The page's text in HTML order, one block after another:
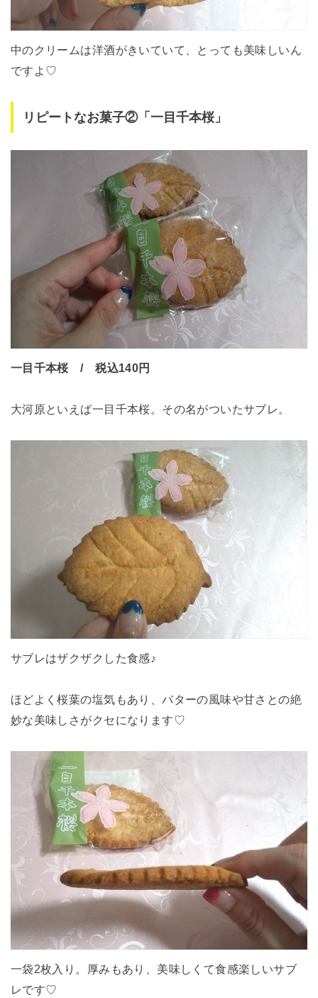
中のクリームは洋酒がきいていて、とっても美味しいん
ですよ♡
リピートなお菓子②「一目千本桜」
一目千本桜 / 税込140円
大河原といえば一目千本桜。その名がついたサブレ。
サブレはザクザクした食感♪
ほどよく桜葉の塩気もあり、バターの風味や甘さとの絶
妙な美味しさがクセになります♡
一袋2枚入り。厚みもあり、美味しくて食感楽しいサブ
レです♡